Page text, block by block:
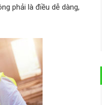
phải là điều dễ dàng,